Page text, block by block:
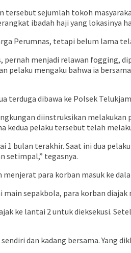
tersebut sejumlah tokoh
ibadah haji yang lokasinya
Perumnas, tetapi belum lama
pernah menjadi relawan
mengaku bahwa ia
terduga dibawa ke Polsek
diinstruksikan
pelaku tersebut telah
1 bulan terakhir. Saat ini dua
setimpal,” tegasnya.
para korban masuk ke
sepakbola, para korban
ke lantai 2 untuk dieksekusi.
dan kadang bersama.